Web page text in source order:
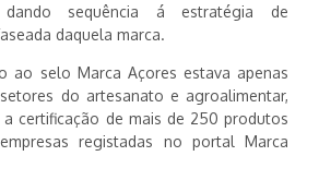
dando sequência á estratégia de
daquela marca.
ao selo Marca Açores estava apenas
do artesanato e agroalimentar,
certificação de mais de 250 produtos
registadas no portal Marca